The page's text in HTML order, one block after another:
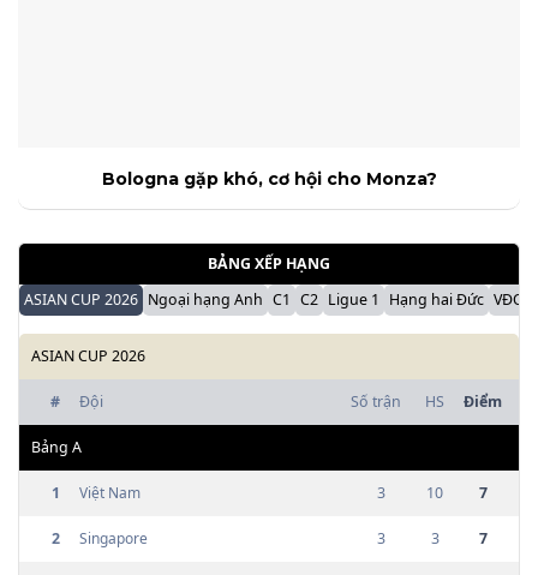
Bologna gặp khó, cơ hội cho Monza?
BẢNG XẾP HẠNG
ASIAN CUP 2026 Ngoại hạng Anh C1 C2 Ligue 1 Hạng hai Đức
ASIAN CUP 2026
# Đội Số trận HS Điểm
Bảng A
1 Việt Nam 3 10 7
2 Singapore 3 3 7